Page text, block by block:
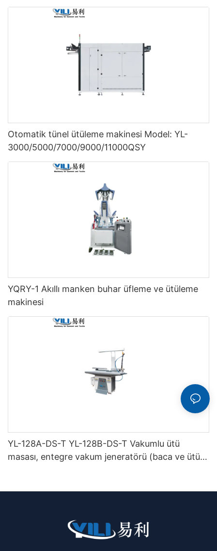
Otomatik tünel ütüleme makinesi Model: YL-
3000/5000/7000/9000/11000QSY
YQRY-1 Akıllı manken buhar üfleme ve ütüleme
makinesi
YL-128A-DS-T YL-128B-DS-T Vakumlu ütü
masası, entegre vakum jeneratörü (baca ve ütü